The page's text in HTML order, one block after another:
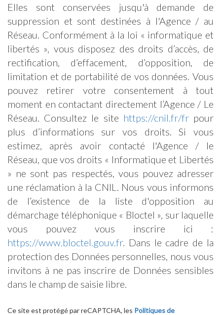
Elles sont conservées jusqu'à demande de
suppression et sont destinées à l'Agence / au
Réseau. Conformément à la loi « informatique et
libertés », vous disposez des droits d’accès, de
rectification, d’effacement, d’opposition, de
limitation et de portabilité de vos données. Vous
pouvez retirer votre consentement à tout
moment en contactant directement l’Agence / Le
Réseau. Consultez le site https://cnil.fr/frpour
plus d’informations sur vos droits. Si vous
estimez, après avoir contacté l'Agence / le
Réseau, que vos droits « Informatique et Libertés
» ne sont pas respectés, vous pouvez adresser
une réclamation à la CNIL. Nous vous informons
de l’existence de la liste d'opposition au
démarchage téléphonique « Bloctel », sur laquelle
vous pouvez vous inscrire ici :
https://www.bloctel.gouv.fr. Dans le cadre de la
protection des Données personnelles, nous vous
invitons à ne pas inscrire de Données sensibles
dans le champ de saisie libre.
Ce site est protégé par reCAPTCHA, les Politiques de